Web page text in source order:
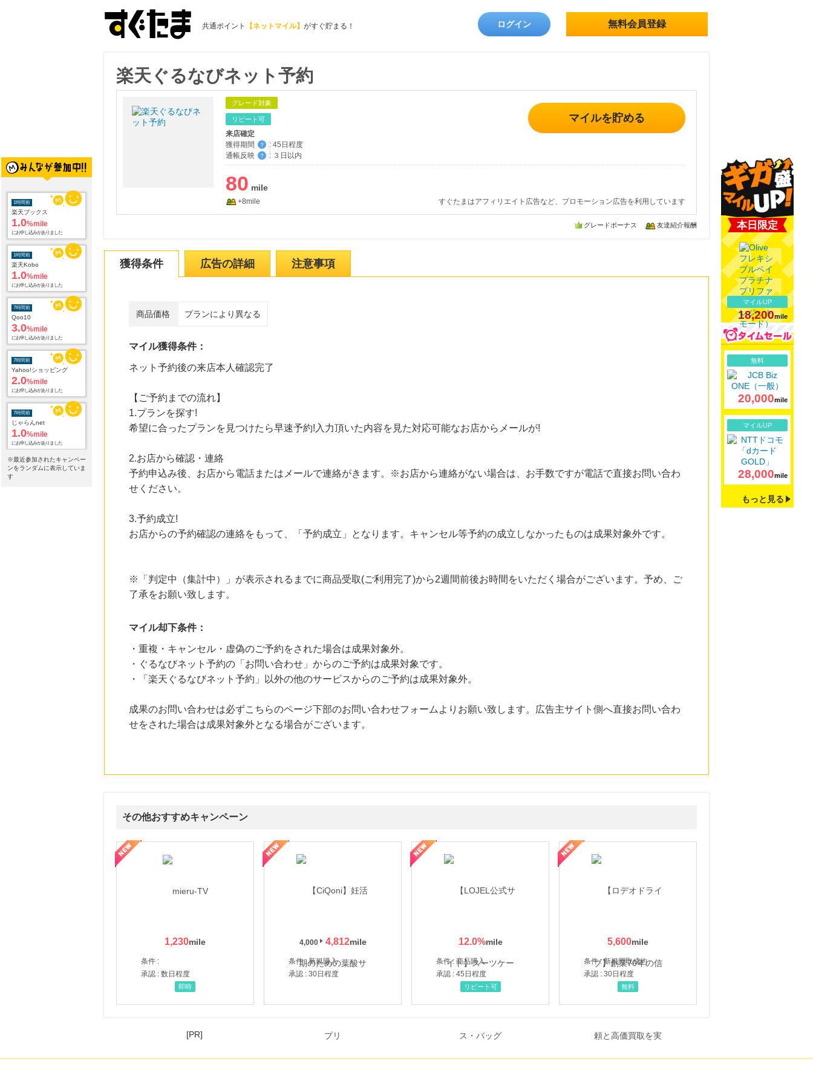
共通ポイント 【ネットマイル】 がすぐ貯まる！ ログイン 無料会員登録
楽天ブックス
1.0%mile
にお申し込みがありました
1時間前
楽天Kobo
1.0%mile
にお申し込みがありました
7時間前
Qoo10
3.0%mile
にお申し込みがありました
7時間前
Yahoo!ショッピング
2.0%mile
にお申し込みがありました
7時間前
じゃらんnet
1.0%mile
にお申し込みがありました
7時間前
ホットペッパーグルメ
100mile
にお申し込みがありました
※最近参加されたキャンペー
ンをランダムに表示していま
す
楽天ぐるなびネット予約
グレード対象
リピート可
来店確定
獲得期間
？ : 45日程度
通帳反映
？ : ３日以内
マイルを貯める
80
+8mile すぐたまはアフィリエイト広告など、プロモーション広告を利用しています
グレードボーナス 友達紹介報酬
獲得条件 広告の詳細 注意事項
商品価格 プランにより異なる
マイル獲得条件：
ネット予約後の来店本人確認完了
【ご予約までの流れ】
1.プランを探す!
希望に合ったプランを見つけたら早速予約!入力頂いた内容を見た対応可能なお店からメールが!
2.お店から確認・連絡
予約申込み後、お店から電話またはメールで連絡がきます。※お店から連絡がない場合は、お手数ですが電話で直接お問い合わ
せください。
3.予約成立!
お店からの予約確認の連絡をもって、「予約成立」となります。キャンセル等予約の成立しなかったものは成果対象外です。
※「判定中（集計中）」が表示されるまでに商品受取(ご利用完了)から2週間前後お時間をいただく場合がございます。予め、ご
了承をお願い致します。
マイル却下条件：
・重複・キャンセル・虚偽のご予約をされた場合は成果対象外。
・ぐるなびネット予約の「お問い合わせ」からのご予約は成果対象です。
・「楽天ぐるなびネット予約」以外の他のサービスからのご予約は成果対象外。
成果のお問い合わせは必ずこちらのページ下部のお問い合わせフォームよりお願い致します。広告主サイト側へ直接お問い合わ
せをされた場合は成果対象外となる場合がございます。
その他おすすめキャンペーン
1,230
条件 :
承認 : 数日程度
即時
4,000 4,812
条件 : 新規購入
承認 : 30日程度
12.0%
条件 : 商品購入
承認 : 45日程度
【LOJEL公式サイト】スーツケース・バッグ
リピート可
5,600
条件 : 新規買取成約
承認 : 30日程度
【ロデオドライブ】創業70年の信頼と高価買取を実現！ブランド品・貴金属の無料査定
無料
本日限定
マイルUP
18,200mile
無料
20,000mile
マイルUP
28,000mile
もっと見る
[PR]